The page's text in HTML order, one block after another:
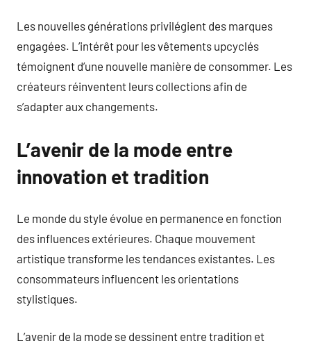
Les nouvelles générations privilégient des marques
engagées. L’intérêt pour les vêtements upcyclés
témoignent d’une nouvelle manière de consommer. Les
créateurs réinventent leurs collections afin de
s’adapter aux changements.
L’avenir de la mode entre
innovation et tradition
Le monde du style évolue en permanence en fonction
des influences extérieures. Chaque mouvement
artistique transforme les tendances existantes. Les
consommateurs influencent les orientations
stylistiques.
L’avenir de la mode se dessinent entre tradition et